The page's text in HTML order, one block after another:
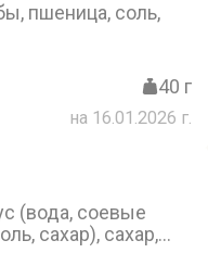
пшеница, соль,
40 г
на 16.01.2026 г.
(вода, соевые
сахар), сахар,